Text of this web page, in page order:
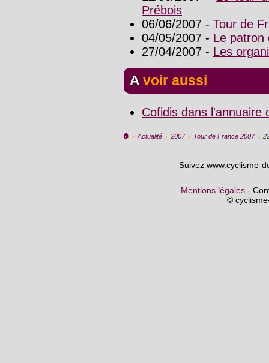
Prébois
06/06/2007 - Tour de
04/05/2007 - Le patron
27/04/2007 - Les
A voir aussi
Cofidis dans l'annuaire
🏠︎ › Actualité › 2007 › Tour de France 2007 ›
Suivez www.cyclisme-
Mentions légales-
©